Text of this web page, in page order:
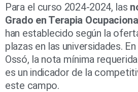
Para el curso 2024-2024, las
Grado en Terapia
han establecido según la
plazas en las universidades.
Ossó, la nota mínima
es un indicador de la
este campo.